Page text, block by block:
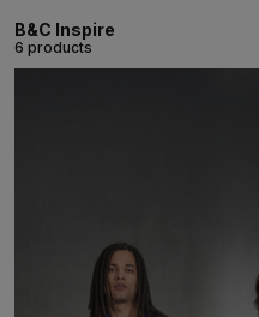
B&C Inspire
6 products